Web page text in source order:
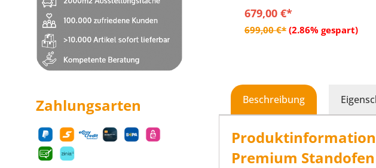
Zahlungsarten
679,00 €*
699,00 €* (2.86% gespart)
In den Warenkorb
Beschreibung
Premium